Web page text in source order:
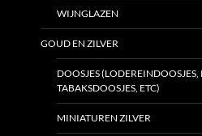
WIJNGLAZEN
GOUD EN ZILVER
DOOSJES
TABAKSDOOSJES, ETC)
MINIATUREN ZILVER